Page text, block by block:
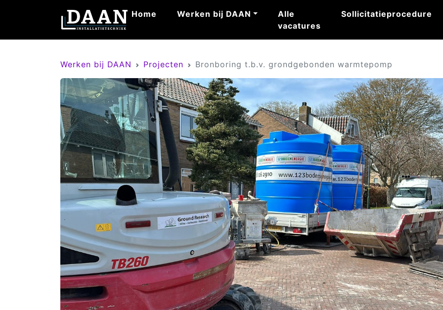
Home Werken bij DAAN
Alle
vacatures
Sollicitatieprocedure
Werken bij DAAN Projecten Bronboring t.b.v. grondgebonden warmtepomp